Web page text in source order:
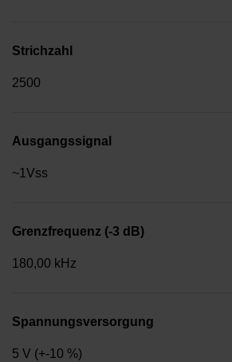
Strichzahl
2500
Ausgangssignal
~1Vss
Grenzfrequenz (-3 dB)
180,00 kHz
Spannungsversorgung
5 V (+-10 %)